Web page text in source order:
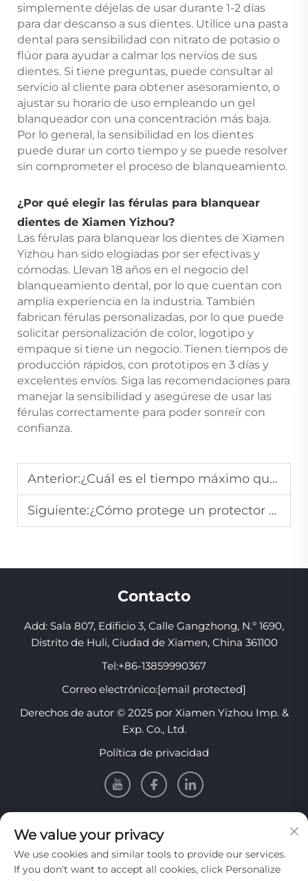
simplemente déjelas de usar durante 1-2 días
para dar descanso a sus dientes. Utilice una pasta
dental para sensibilidad con nitrato de potasio o
flúor para ayudar a calmar los nervios de sus
dientes. Si tiene preguntas, puede consultar al
servicio al cliente para obtener asesoramiento, o
ajustar su horario de uso empleando un gel
blanqueador con una concentración más baja.
Por lo general, la sensibilidad en los dientes
puede durar un corto tiempo y se puede resolver
sin comprometer el proceso de blanqueamiento.
¿Por qué elegir las férulas para blanquear
dientes de Xiamen Yizhou?
Las férulas para blanquear los dientes de Xiamen
Yizhou han sido elogiadas por ser efectivas y
cómodas. Llevan 18 años en el negocio del
blanqueamiento dental, por lo que cuentan con
amplia experiencia en la industria. También
fabrican férulas personalizadas, por lo que puede
solicitar personalización de color, logotipo y
empaque si tiene un negocio. Tienen tiempos de
producción rápidos, con prototipos en 3 días y
excelentes envíos. Siga las recomendaciones para
manejar la sensibilidad y asegúrese de usar las
férulas correctamente para poder sonreír con
confianza.
Anterior:¿Cuál es el tiempo máximo que se puede usar una férula para blanqueamiento dental por sesión?
Siguiente:¿Cómo protege un protector bucal anti-rechinamiento los dientes del bruxismo nocturno?
Contacto
Add: Sala 807, Edificio 3, Calle Gangzhong, N.º 1690,
Distrito de Huli, Ciudad de Xiamen, China 361100
Tel:+86-13859990367
Correo electrónico:[email protected]
Derechos de autor © 2025 por Xiamen Yizhou Imp. &
Exp. Co., Ltd.
Política de privacidad
INFORMACIÓN
Regístrate para recibir nuestro boletín semanal
We value your privacy
We use cookies and similar tools to provide our services.
If you don't want to accept all cookies, click Personalize